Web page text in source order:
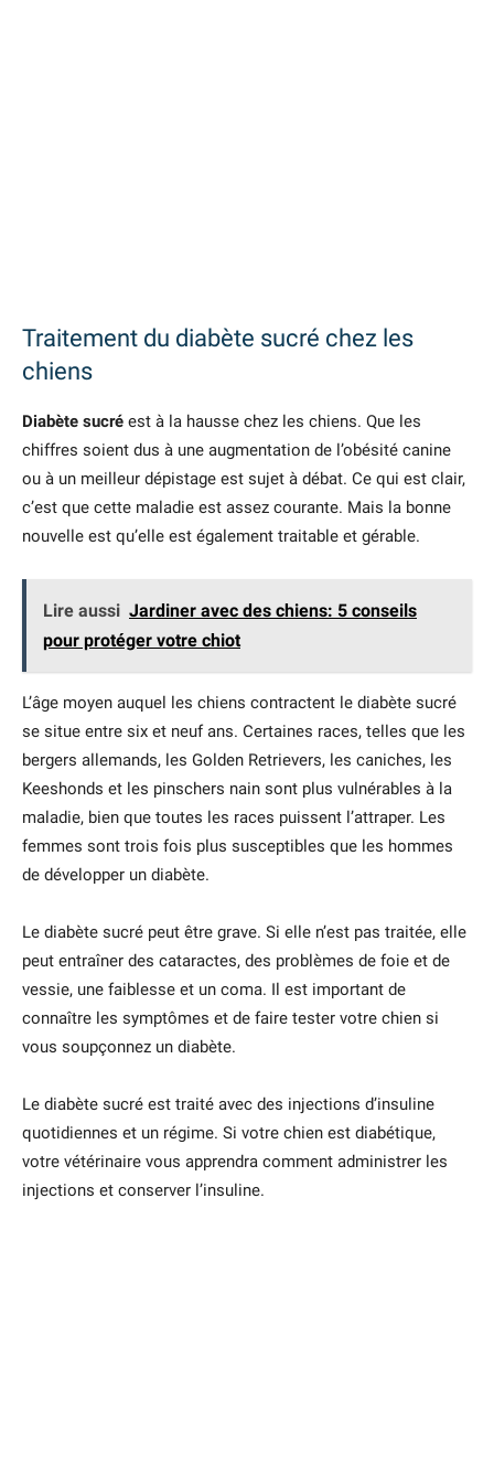
Traitement du diabète sucré chez les
chiens
Diabète sucré est à la hausse chez les chiens. Que les
chiffres soient dus à une augmentation de l’obésité canine
ou à un meilleur dépistage est sujet à débat. Ce qui est clair,
c’est que cette maladie est assez courante. Mais la bonne
nouvelle est qu’elle est également traitable et gérable.
Lire aussi Jardiner avec des chiens: 5 conseils
pour protéger votre chiot
L’âge moyen auquel les chiens contractent le diabète sucré
se situe entre six et neuf ans. Certaines races, telles que les
bergers allemands, les Golden Retrievers, les caniches, les
Keeshonds et les pinschers nain sont plus vulnérables à la
maladie, bien que toutes les races puissent l’attraper. Les
femmes sont trois fois plus susceptibles que les hommes
de développer un diabète.
Le diabète sucré peut être grave. Si elle n’est pas traitée, elle
peut entraîner des cataractes, des problèmes de foie et de
vessie, une faiblesse et un coma. Il est important de
connaître les symptômes et de faire tester votre chien si
vous soupçonnez un diabète.
Le diabète sucré est traité avec des injections d’insuline
quotidiennes et un régime. Si votre chien est diabétique,
votre vétérinaire vous apprendra comment administrer les
injections et conserver l’insuline.